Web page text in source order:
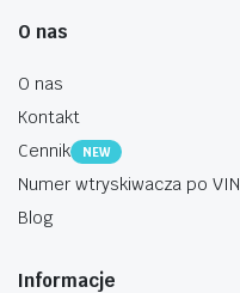
O nas
O nas
Kontakt
Cennik
NEW
Numer wtryskiwacza po VIN
Blog
Informacje